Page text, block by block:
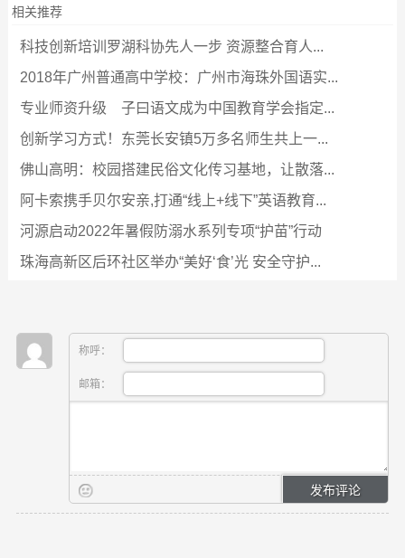
相关推荐
科技创新培训罗湖科协先人一步 资源整合育人...
2018年广州普通高中学校：广州市海珠外国语实...
专业师资升级 子曰语文成为中国教育学会指定...
创新学习方式！东莞长安镇5万多名师生共上一...
佛山高明：校园搭建民俗文化传习基地，让散落...
阿卡索携手贝尔安亲,打通“线上+线下”英语教育...
河源启动2022年暑假防溺水系列专项“护苗”行动
珠海高新区后环社区举办“美好‘食’光 安全守护...
称呼：
邮箱：